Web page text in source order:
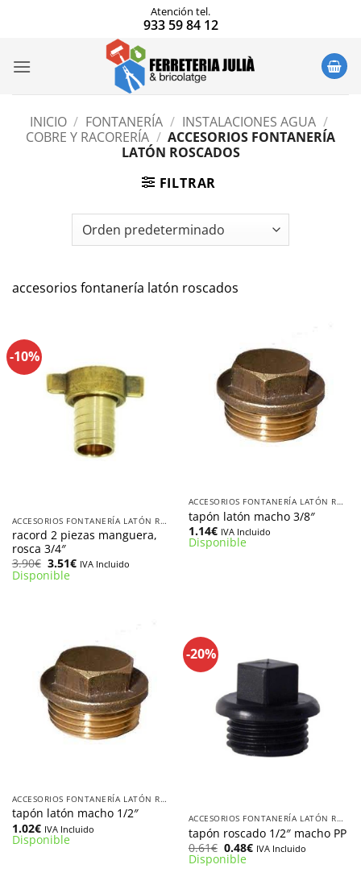
Atención tel.
933 59 84 12
INICIO / FONTANERÍA / INSTALACIONES AGUA /
COBRE Y RACORERÍA / ACCESORIOS FONTANERÍA
LATÓN ROSCADOS
FILTRAR
accesorios fontanería latón roscados
-10%
ACCESORIOS FONTANERÍA LATÓN ROSCADOS
racord 2 piezas manguera,
rosca 3/4″
3.90€ El
precio
original
3.51€ElIVA Incluido
Disponible
ACCESORIOS FONTANERÍA LATÓN ROSCADOS
tapón latón macho 3/8″
1.14€ IVA Incluido
Disponible
ACCESORIOS FONTANERÍA LATÓN ROSCADOS
tapón latón macho 1/2″
1.02€ IVA Incluido
Disponible
-20%
ACCESORIOS FONTANERÍA LATÓN ROSCADOS
tapón roscado 1/2″ macho PP
0.61€ El
precio
original
0.48€El
precio
IVA Incluido
Disponible